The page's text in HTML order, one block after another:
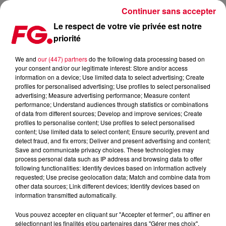
LES VINYLES SONT DE RETOURS DANS LES BACS
Publié : 10 janvier 2022 à 9h00 par Jean-Baptiste BLANDIN
Le respect de votre vie privée est notre
priorité
We and our (447) partnersdo the following data processing based on
your consent and/or our legitimate interest: Store and/or access
information on a device; Use limited data to select advertising; Create
profiles for personalised advertising; Use profiles to select personalised
advertising; Measure advertising performance; Measure content
performance; Understand audiences through statistics or combinations
of data from different sources; Develop and improve services; Create
profiles to personalise content; Use profiles to select personalised
content; Use limited data to select content; Ensure security, prevent and
detect fraud, and fix errors; Deliver and present advertising and content;
Save and communicate privacy choices. These technologies may
process personal data such as IP address and browsing data to offer
following functionalities: Identify devices based on information actively
requested; Use precise geolocation data; Match and combine data from
other data sources; Link different devices; Identify devices based on
information transmitted automatically.
Vous pouvez accepter en cliquant sur "Accepter et fermer", ou affiner en
sélectionnant les finalités et/ou partenaires dans "Gérer mes choix".
Continuer sans accepter